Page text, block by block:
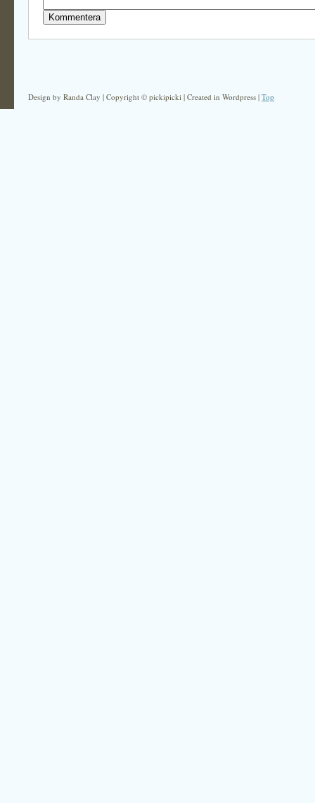
Design by Randa Clay | Copyright © pickipicki | Created in Wordpress | Top